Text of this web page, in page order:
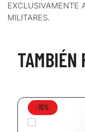
EXCLUSIVAMENTE
MILITARES.
TAMBIÉN
-15%